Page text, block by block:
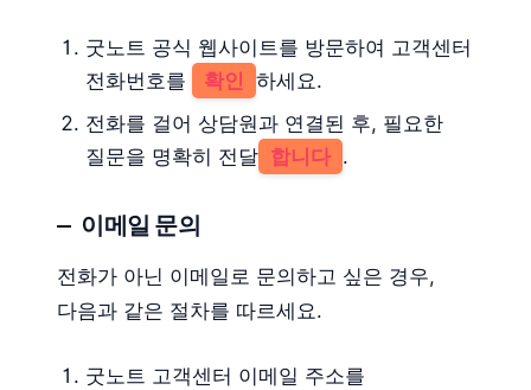
굿노트 공식 웹사이트를 방문하여 고객센터
전화번호를
확인 하세요.
전화를 걸어 상담원과 연결된 후, 필요한
질문을 명확히 전달 합니다 .
이메일 문의
전화가 아닌 이메일로 문의하고 싶은 경우,
다음과 같은 절차를 따르세요.
굿노트 고객센터 이메일 주소를